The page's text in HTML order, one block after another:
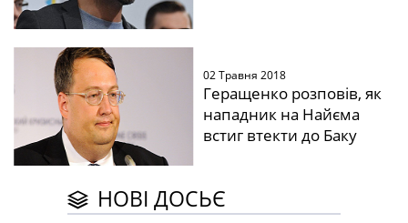
02 Травня 2018
Геращенко розповів, як
нападник на Найєма
встиг втекти до Баку
НОВІ ДОСЬЄ